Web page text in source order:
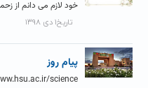
خود لازم می دانم از
تاریخ۱ دی ۱۳۹۸
پیام روز
science//